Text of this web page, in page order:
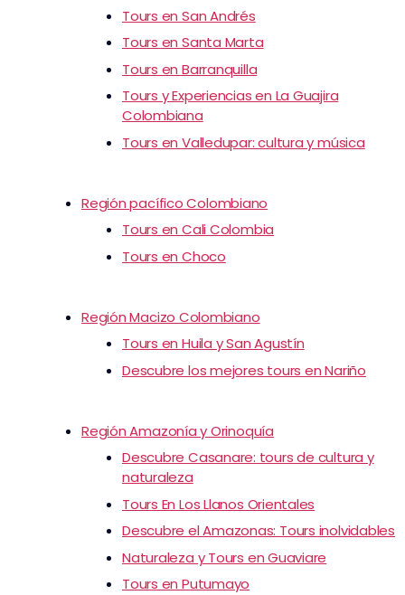
Tours en San Andrés
Tours en Santa Marta
Tours en Barranquilla
Tours y Experiencias en La Guajira
Colombiana
Tours en Valledupar: cultura y música
Región pacífico Colombiano
Tours en Cali Colombia
Tours en Choco
Región Macizo Colombiano
Tours en Huila y San Agustín
Descubre los mejores tours en Nariño
Región Amazonía y Orinoquía
Descubre Casanare: tours de cultura y
naturaleza
Tours En Los Llanos Orientales
Descubre el Amazonas: Tours inolvidables
Naturaleza y Tours en Guaviare
Tours en Putumayo